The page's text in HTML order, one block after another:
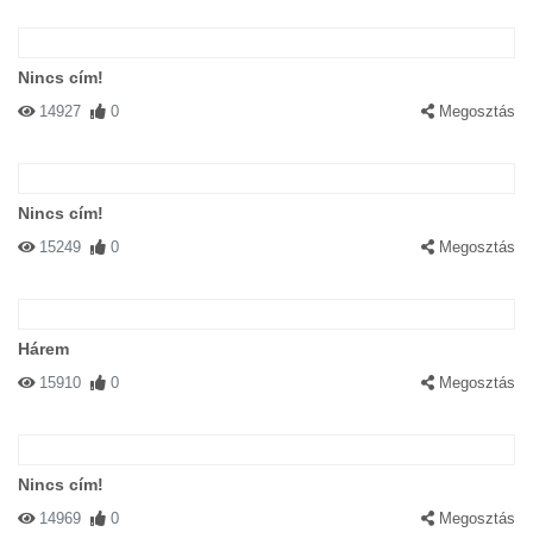
Nincs cím!
14927 0 Megosztás
Nincs cím!
15249 0 Megosztás
Hárem
15910 0 Megosztás
Nincs cím!
14969 0 Megosztás